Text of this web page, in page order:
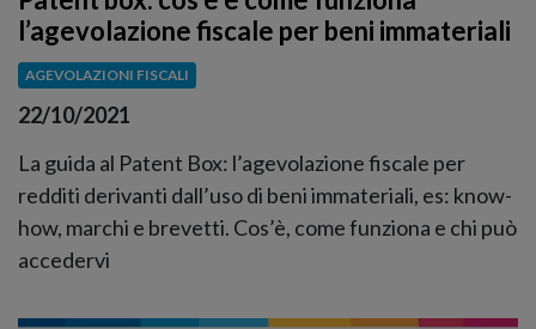
l’agevolazione fiscale per beni immateriali
AGEVOLAZIONI FISCALI
22/10/2021
La guida al Patent Box: l’agevolazione fiscale per
redditi derivanti dall’uso di beni immateriali, es: know-
how, marchi e brevetti. Cos’è, come funziona e chi può
accedervi